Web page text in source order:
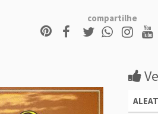
compartilhe